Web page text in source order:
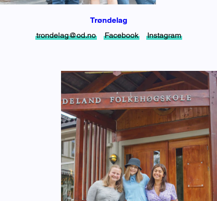
Trøndelag
trondelag@od.no
Facebook Instagram